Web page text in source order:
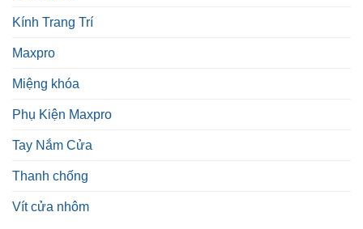
Kính Trang Trí
Maxpro
Miệng khóa
Phụ Kiện Maxpro
Tay Nắm Cửa
Thanh chống
Vít cửa nhôm